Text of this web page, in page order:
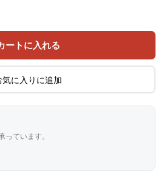
ートに入れる
気に入りに追加
っています。